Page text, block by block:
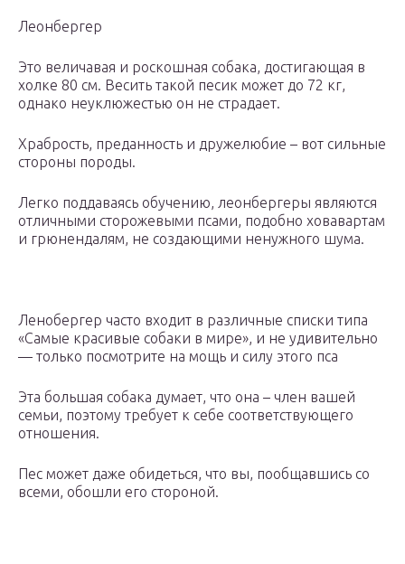
Леонбергер
Это величавая и роскошная собака, достигающая в
холке 80 см. Весить такой песик может до 72 кг,
однако неуклюжестью он не страдает.
Храбрость, преданность и дружелюбие – вот сильные
стороны породы.
Легко поддаваясь обучению, леонбергеры являются
отличными сторожевыми псами, подобно ховавартам
и грюнендалям, не создающими ненужного шума.
Ленобергер часто входит в различные списки типа
«Самые красивые собаки в мире», и не удивительно
— только посмотрите на мощь и силу этого пса
Эта большая собака думает, что она – член вашей
семьи, поэтому требует к себе соответствующего
отношения.
Пес может даже обидеться, что вы, пообщавшись со
всеми, обошли его стороной.